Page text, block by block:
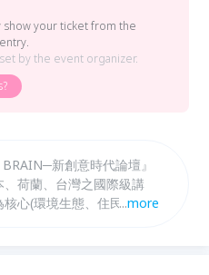
your ticket from the
by the event organizer.
新創意時代論壇』
荷蘭、台灣之國際級講
心(環境生態、住民生
...more